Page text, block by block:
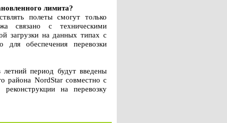
лимита?
полеты смогут только
связано с техническими
загрузки на данных типах с
для обеспечения перевозки
период будут введены
района NordStar совместно с
на перевозку